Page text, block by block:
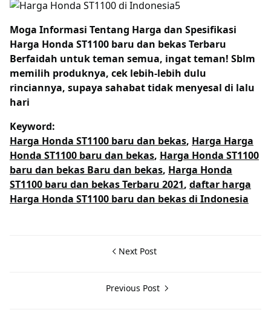
Moga Informasi Tentang Harga dan Spesifikasi
Harga Honda ST1100 baru dan bekas Terbaru
Berfaidah untuk teman semua, ingat teman! Sblm
memilih produknya, cek lebih-lebih dulu
rinciannya, supaya sahabat tidak menyesal di lalu
hari
Keyword:
Harga Honda ST1100 baru dan bekas, Harga Harga
Honda ST1100 baru dan bekas, Harga Honda ST1100
baru dan bekas Baru dan bekas, Harga Honda
ST1100 baru dan bekas Terbaru 2021, daftar harga
Harga Honda ST1100 baru dan bekas di Indonesia
Next Post
Previous Post